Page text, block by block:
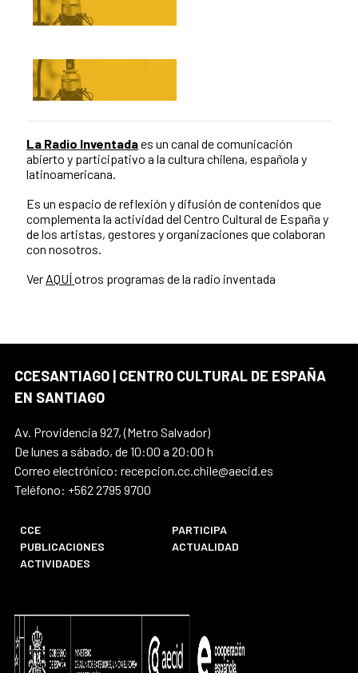
La Radio Inventadaes un canal de comunicación
abierto y participativo a la cultura chilena, española y
latinoamericana.
Es un espacio de reflexión y difusión de contenidos que
complementa la actividad del Centro Cultural de España y
de los artistas, gestores y organizaciones que colaboran
con nosotros.
Ver AQUÍotros programas de la radio inventada
CCESANTIAGO | CENTRO CULTURAL DE ESPAÑA
EN SANTIAGO
Av. Providencia 927, (Metro Salvador)
De lunes a sábado, de 10:00 a 20:00 h
Correo electrónico: recepcion.cc.chile@aecid.es
Teléfono: +562 2795 9700
CCE
PARTICIPA
PUBLICACIONES
ACTUALIDAD
ACTIVIDADES